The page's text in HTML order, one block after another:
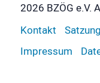
2026 BZÖG e.V.
Kontakt Satzung
Impressum